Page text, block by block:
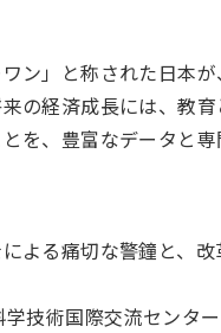
ン」と称された日本
の経済成長には、教
を、豊富なデータと
よる痛切な警鐘と、
技術国際交流センタ